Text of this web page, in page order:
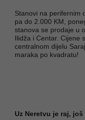
Stanovi na perifernim
pa do 2.000 KM,
stanova se prodaje u
Ilidža i Centar. Cijene
centralnom dijelu
maraka po kvadratu!
Uz Neretvu je raj,